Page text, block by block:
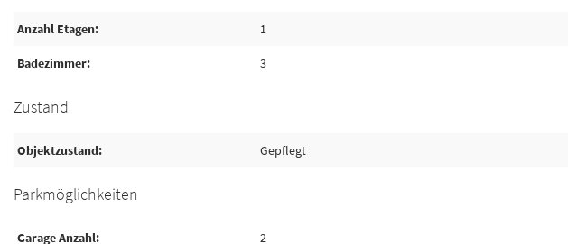
Anzahl Etagen 1
Badezimmer 3
Zustand
Objektzustand Gepflegt
Parkmöglichkeiten
Garage Anzahl 2